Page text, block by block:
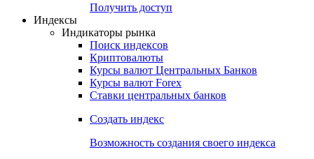
Получить доступ
Индексы
Индикаторы рынка
Поиск индексов
Криптовалюты
Курсы валют Центральных Банков
Курсы валют Forex
Ставки центральных банков
Создать индекс
Возможность создания своего индекса